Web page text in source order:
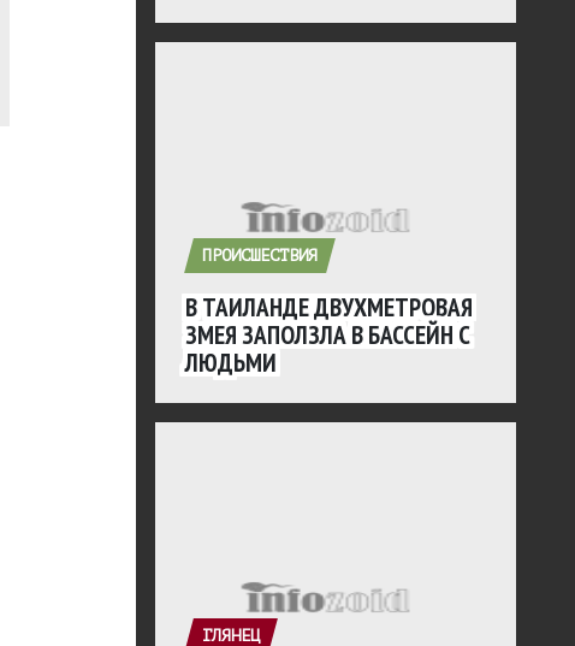
ПРОИСШЕСТВИЯ
В ТАИЛАНДЕ ДВУХМЕТРОВАЯ
ЗМЕЯ ЗАПОЛЗЛА В БАССЕЙН С
ЛЮДЬМИ
ГЛЯНЕЦ